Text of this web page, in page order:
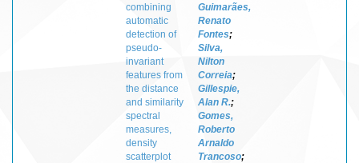
combining
automatic
detection of
pseudo-
invariant
features from
the distance
and similarity
spectral
measures,
density
scatterplot
Guimarães,
Renato
Fontes;
Silva,
Nilton
Correia;
Gillespie,
Alan R.;
Gomes,
Roberto
Arnaldo
Trancoso;